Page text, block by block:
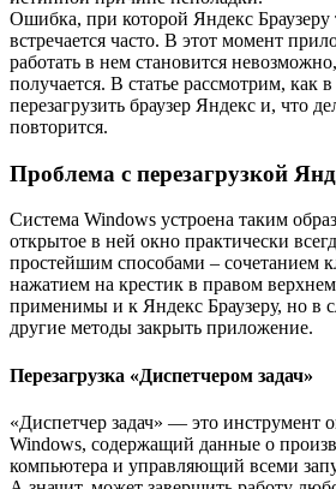
Ошибка, при которой Яндекс Браузеру
встречается часто. В этот момент
работать в нем становится
получается. В статье рассмотрим, как
перезагрузить браузер Яндекс и, что
повторится.
Проблема с перезагрузкой
Система Windows устроена таким
открытое в ней окно практически
простейшим способами – сочетанием
нажатием на крестик в правом
применимы и к Яндекс Браузеру, но в
другие методы закрыть приложение.
Перезагрузка «Диспетчером задач»
«Диспетчер задач» — это инструмент
Windows, содержащий данные о
компьютера и управляющий всеми